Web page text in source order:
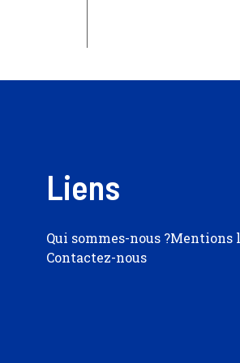
Liens
Qui sommes-nous ?Mentions
Contactez-nous